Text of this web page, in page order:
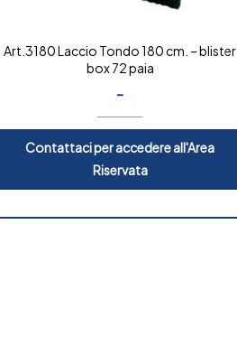
Art.3180 Laccio Tondo 180 cm. – blister
box 72 paia
-
Contattaci per accedere all'Area
Riservata